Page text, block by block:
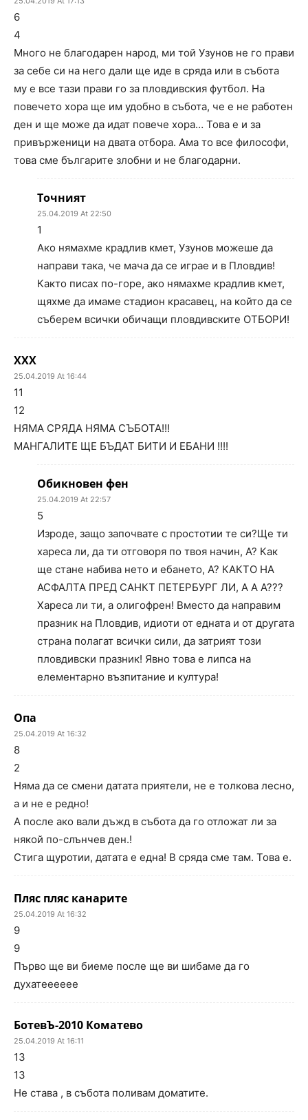
6
4
Много не благодарен народ, ми той Узунов не го прави
за себе си на него дали ще иде в сряда или в събота
му е все тази прави го за пловдивския футбол. На
повечето хора ще им удобно в събота, че е не работен
ден и ще може да идат повече хора… Това е и за
привърженици на двата отбора. Ама то все философи,
това сме българите злобни и не благодарни.
Точният
25.04.2019 At 22:50
1
Ако нямахме крадлив кмет, Узунов можеше да
направи така, че мача да се играе и в Пловдив!
Както писах по-горе, ако нямахме крадлив кмет,
щяхме да имаме стадион красавец, на който да се
съберем всички обичащи пловдивските ОТБОРИ!
ХХХ
25.04.2019 At 16:44
11
12
НЯМА СРЯДА НЯМА СЪБОТА!!!
МАНГАЛИТЕ ЩЕ БЪДАТ БИТИ И ЕБАНИ !!!!
Обикновен фен
25.04.2019 At 22:57
5
Изроде, защо започвате с простотии те си?Ще ти
хареса ли, да ти отговоря по твоя начин, А? Как
ще стане набива нето и ебането, А? КАКТО НА
АСФАЛТА ПРЕД САНКТ ПЕТЕРБУРГ ЛИ, А А А???
Хареса ли ти, а олигофрен! Вместо да направим
празник на Пловдив, идиоти от едната и от другата
страна полагат всички сили, да затрият този
пловдивски празник! Явно това е липса на
елементарно възпитание и култура!
Опа
25.04.2019 At 16:32
8
2
Няма да се смени датата приятели, не е толкова лесно,
а и не е редно!
А после ако вали дъжд в събота да го отложат ли за
някой по-слънчев ден.!
Стига щуротии, датата е една! В сряда сме там. Това е.
Пляс пляс канарите
25.04.2019 At 16:32
9
9
Първо ще ви биеме после ще ви шибаме да го
духатееееее
БотевЪ-2010 Коматево
25.04.2019 At 16:11
13
13
Не става , в събота поливам доматите.